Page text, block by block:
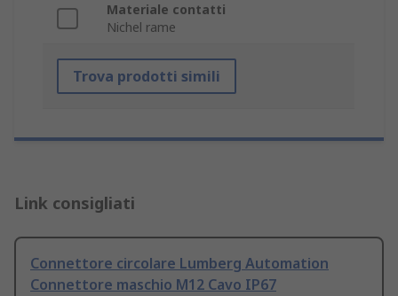
Materiale contatti
Nichel rame
Trova prodotti simili
Link consigliati
Connettore circolare Lumberg Automation
Connettore maschio M12 Cavo IP67